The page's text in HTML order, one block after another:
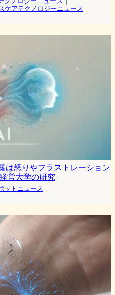
ケアテクノロジーニュース
は怒りやフラストレーション
営大学の研究
ットニュース